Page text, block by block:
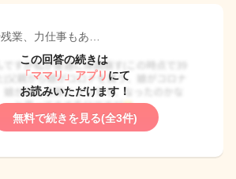
業、力仕事もあ…
この回答の続きは
「ママリ」アプリ にて
お読みいただけます！
無料で続きを見る(全3件)